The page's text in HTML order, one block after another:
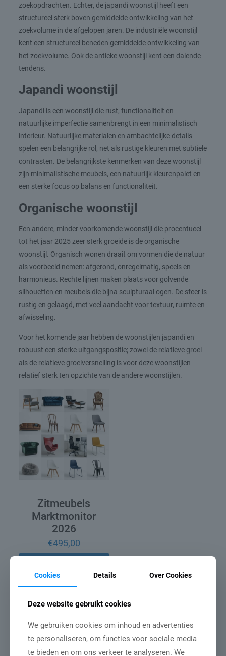
zoekopdrachten. Echter, de japandi woonstijl heeft een
structureel sterk boven gemiddelde ontwikkeling van het
zoekvolume in de afgelopen jaren. De industriële woonstijl
kent een structureel beneden gemiddelde ontwikkeling van
het zoekvolume. Ook de antieke woonstijl kent een dalende
tendens.
Japandi woonstijl
Japandi is een woonstijl die rust, functionaliteit en
natuurlijke imperfectie samenbrengt in een minimalistisch
interieur. Natuurlijke materialen en ambachtelijke details
spelen een belangrijke rol, net als rustige kleuren met subtiele
contrasten. De belangrijkste kenmerken van deze woonstijl
zijn minimalistische meubels, een natuurlijk kleurenpalet en
een sterke focus op balans en functionaliteit.
Organische woonstijl
Een andere, minder voorkomende woonstijl die procentueel
tot het jaar 2025 zeer sterk groeide is de organische
woonstijl. Organisch wonen draait om vormen die de natuur
als voorbeeld nemen: afgerond, onregelmatig, speels en
harmonieus. Rechte lijnen maken plaats voor golvende
silhouetten en meubels die bijna sculpturaal ogen. De sfeer is
rustig en gelaagd, met veel aandacht voor textuur, ruimte en
afwisseling.
Voor het komende jaar hebben de woonstijlen japandi en
robuust een sterke uitgangspositie; zowel de relatieve groei
als de relatieve groeiversnelling is voor deze woonstijlen
relatief sterk ten opzichte van de andere woonstijlen.
Zitmeubels
Marktmonitor
2026
€495,00
winkelwagen
Cookies Details Over Cookies
Deze website gebruikt cookies
We gebruiken cookies om inhoud en advertenties
te personaliseren, om functies voor sociale media
te bieden en om ons verkeer te analyseren. We